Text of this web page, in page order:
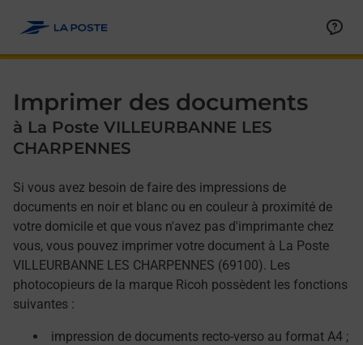
Imprimer des documents
à La Poste VILLEURBANNE LES
CHARPENNES
Si vous avez besoin de faire des impressions de
documents en noir et blanc ou en couleur à proximité de
votre domicile et que vous n'avez pas d'imprimante chez
vous, vous pouvez imprimer votre document à La Poste
VILLEURBANNE LES CHARPENNES (69100). Les
photocopieurs de la marque Ricoh possèdent les fonctions
suivantes :
impression de documents recto-verso au format A4 ;